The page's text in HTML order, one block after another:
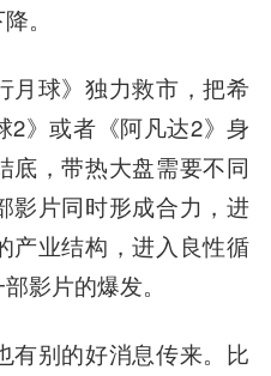
。
月球》独力救市，把希
2》或者《阿凡达2》身
底，带热大盘需要不同
影片同时形成合力，进
产业结构，进入良性循
影片的爆发。
有别的好消息传来。比